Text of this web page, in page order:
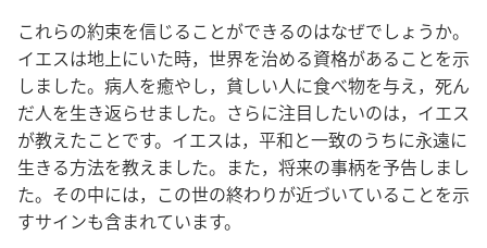
これらの約束を信じることができるのはなぜでしょうか。
イエスは地上にいた時，世界を治める資格があることを示
しました。病人を癒やし，貧しい人に食べ物を与え，死ん
だ人を生き返らせました。さらに注目したいのは，イエス
が教えたことです。イエスは，平和と一致のうちに永遠に
生きる方法を教えました。また，将来の事柄を予告しまし
た。その中には，この世の終わりが近づいていることを示
すサインも含まれています。